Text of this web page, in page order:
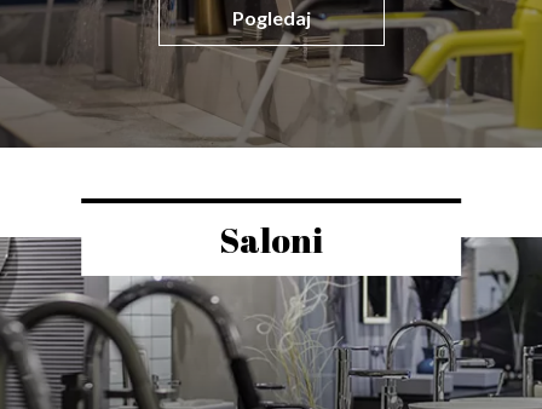
Pogledaj
Saloni